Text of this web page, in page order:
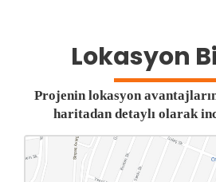
Lokasyon
Projenin lokasyon
haritadan detaylı olarak